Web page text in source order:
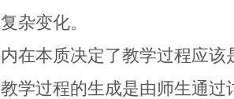
杂变化。
在本质决定了教学过程应
学过程的生成是由师生通